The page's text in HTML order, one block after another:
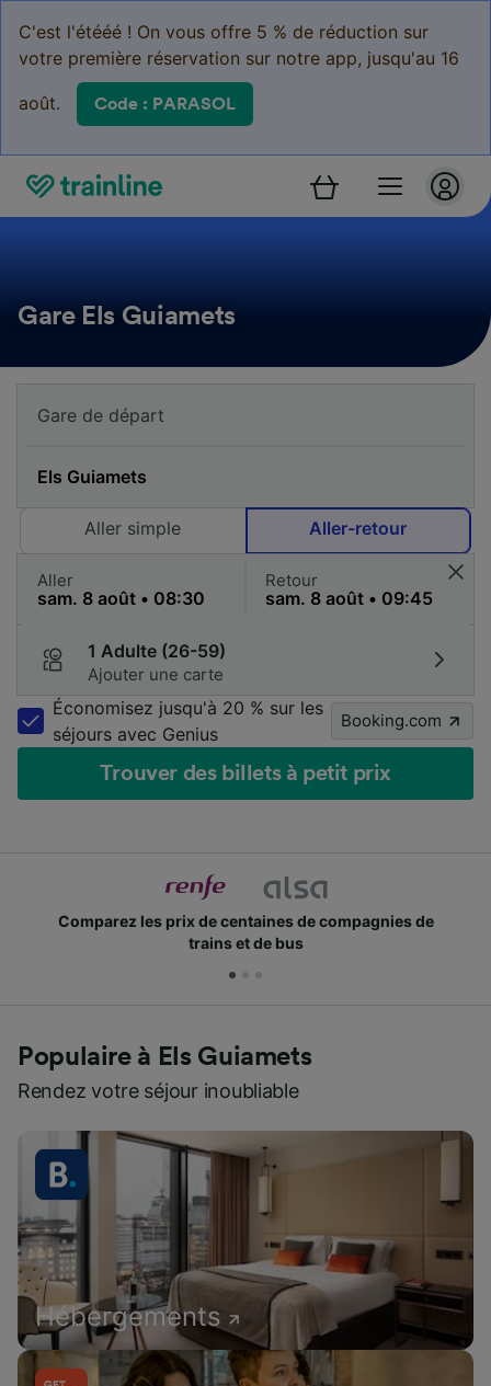
C'est l'étééé ! On vous offre 5 % de réduction sur
votre première réservation sur notre app, jusqu'au 16
août. Code : PARASOL
Gare Els Guiamets
Aller simple Aller-retour
Aller Retour
1 Adulte (26-59)
Ajouter une carte
Économisez jusqu'à 20 % sur les
séjours avec Genius
Booking.com
Trouver des billets à petit prix
Comparez les prix de centaines de compagnies de
trains et de bus
Populaire à Els Guiamets
Rendez votre séjour inoubliable
Hébergements